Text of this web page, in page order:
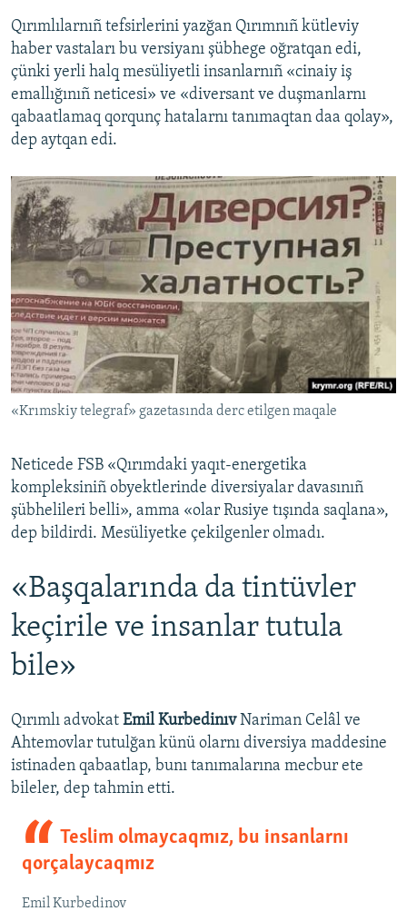
Qırımlılarnıñ tefsirlerini yazğan Qırımnıñ kütleviy
haber vastaları bu versiyanı şübhege oğratqan edi,
çünki yerli halq mesüliyetli insanlarnıñ «cinaiy iş
emallığınıñ neticesi» ve «diversant ve duşmanlarnı
qabaatlamaq qorqunç hatalarnı tanımaqtan daa qolay»,
dep aytqan edi.
«Krımskiy telegraf» gazetasında derc etilgen maqale
Neticede FSB «Qırımdaki yaqıt-energetika
kompleksiniñ obyektlerinde diversiyalar davasınıñ
şübhelileri belli», amma «olar Rusiye tışında saqlana»,
dep bildirdi. Mesüliyetke çekilgenler olmadı.
«Başqalarında da tintüvler
keçirile ve insanlar tutula
bile»
Qırımlı advokat Emil KurbedinıvNariman Celâl ve
Ahtemovlar tutulğan künü olarnı diversiya maddesine
istinaden qabaatlap, bunı tanımalarına mecbur ete
bileler, dep tahmin etti.
Teslim olmaycaqmız, bu insanlarnı
qorçalaycaqmız
Emil Kurbedinov